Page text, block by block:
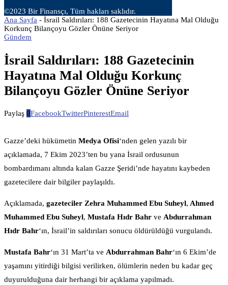
©2023 Bir Finansçı, Tüm hakları saklıdır.
Ana Sayfa - İsrail Saldırıları: 188 Gazetecinin Hayatına Mal Olduğu
Korkunç Bilançoyu Gözler Önüne Seriyor
Gündem
İsrail Saldırıları: 188 Gazetecinin
Hayatına Mal Olduğu Korkunç
Bilançoyu Gözler Önüne Seriyor
Paylaş 0FacebookTwitterPinterestEmail
Gazze’deki hükümetin Medya Ofisi‘nden gelen yazılı bir
açıklamada, 7 Ekim 2023’ten bu yana İsrail ordusunun
bombardımanı altında kalan Gazze Şeridi’nde hayatını kaybeden
gazetecilere dair bilgiler paylaşıldı.
Açıklamada, gazeteciler Zehra Muhammed Ebu Suheyl, Ahmed
Muhammed Ebu Suheyl, Mustafa Hıdr Bahr ve Abdurrahman
Hıdr Bahr‘ın, İsrail’in saldırıları sonucu öldürüldüğü vurgulandı.
Mustafa Bahr‘ın 31 Mart’ta ve Abdurrahman Bahr‘ın 6 Ekim’de
yaşamını yitirdiği bilgisi verilirken, ölümlerin neden bu kadar geç
duyurulduğuna dair herhangi bir açıklama yapılmadı.